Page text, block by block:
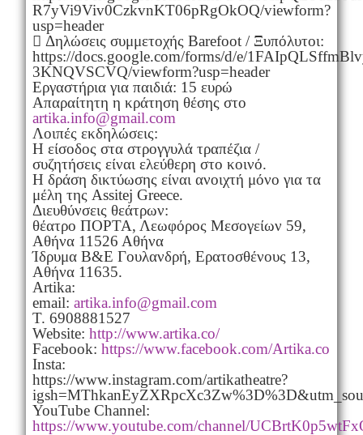
R7yVi9Viv0CzkvnKT06pRgOkOQ/viewform?
usp=header
 Δηλώσεις συμμετοχής Barefoot / Ξυπόλυτοι:
https://docs.google.com/forms/d/e/
3KNQVSCVQ/viewform?usp=header
Εργαστήρια για παιδιά: 15 ευρώ
Απαραίτητη η κράτηση θέσης στο
artika.info@gmail.com
Λοιπές εκδηλώσεις:
Η είσοδος στα στρογγυλά τραπέζια /
συζητήσεις είναι ελεύθερη στο κοινό.
Η δράση δικτύωσης είναι ανοιχτή μόνο για τα
μέλη της Assitej Greece.
Διευθύνσεις θεάτρων:
θέατρο ΠΟΡΤΑ, Λεωφόρος Μεσογείων 59,
Αθήνα 11526 Αθήνα
Ίδρυμα Β&Ε Γουλανδρή, Ερατοσθένους 13,
Αθήνα 11635.
Artika:
email: artika.info@gmail.com
T. 6908881527
Website: http://www.artika.co/
Facebook: https://www.facebook.com/Artika.co
Insta:
https://www.instagram.com/artikatheatre?
YouTube Channel:
https://www.youtube.com/channel/